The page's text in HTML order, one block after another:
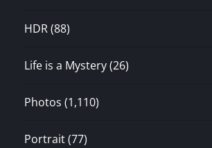
HDR(88)
Life is a Mystery(26)
Photos (1,110)
Portrait(77)